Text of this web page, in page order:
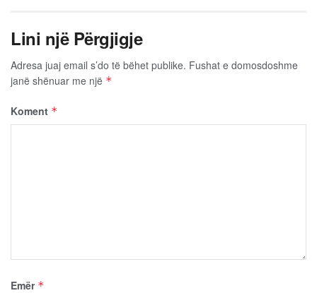
Lini një Përgjigje
Adresa juaj email s’do të bëhet publike. Fushat e domosdoshme
janë shënuar me një *
Koment *
Emër *